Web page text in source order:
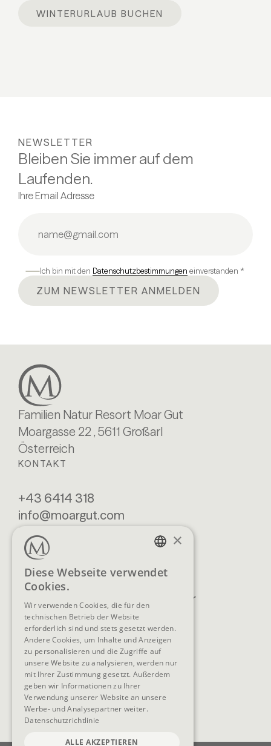
WINTERURLAUB BUCHEN
NEWSLETTER
Bleiben Sie immer auf dem
Laufenden.
Ihre Email Adresse
Ich bin mit den Datenschutzbestimmungen einverstanden *
ZUM NEWSLETTER ANMELDEN
Familien Natur Resort Moar Gut
Moargasse 22 , 5611 Großarl
Österreich
KONTAKT
+43 6414 318
info@moargut.com
SERVICES
Lage & Anreise
Blog
FAQ
Buchen
Anfragen
Newsletter
AGB
SOCIAL MEDIA
×
Diese Webseite verwendet
Cookies.
Wir verwenden Cookies, die für den
technischen Betrieb der Website
erforderlich sind und stets gesetzt werden.
Andere Cookies, um Inhalte und Anzeigen
zu personalisieren und die Zugriffe auf
unsere Website zu analysieren, werden nur
mit Ihrer Zustimmung gesetzt. Außerdem
geben wir Informationen zu Ihrer
Verwendung unserer Website an unsere
Werbe- und Analysepartner weiter.
Datenschutzrichtlinie
ALLE AKZEPTIEREN